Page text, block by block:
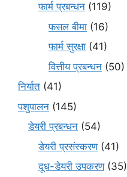
फार्म प्रबन्धन (119)
फसल बीमा (16)
फार्म सुरक्षा (41)
वित्तीय प्रबन्धन (50)
निर्यात (41)
पशुपालन (145)
डेयरी प्रबन्धन (54)
डेयरी प्रसंस्करण(41)
दूध-डेयरी उपकरण(35)